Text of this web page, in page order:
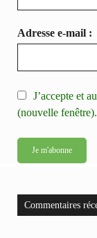
Adresse e-mail :
J’accepte et
(nouvelle fenêtre).
Commentaires